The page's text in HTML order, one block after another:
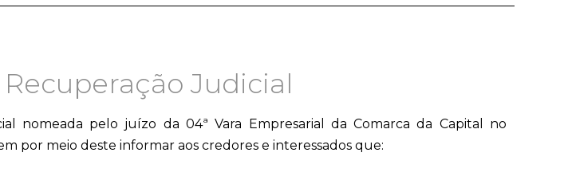
Judicial
nomeada pelo juízo da 04ª Vara Empresarial da Comarca da Capital no
por meio deste informar aos credores e interessados que: